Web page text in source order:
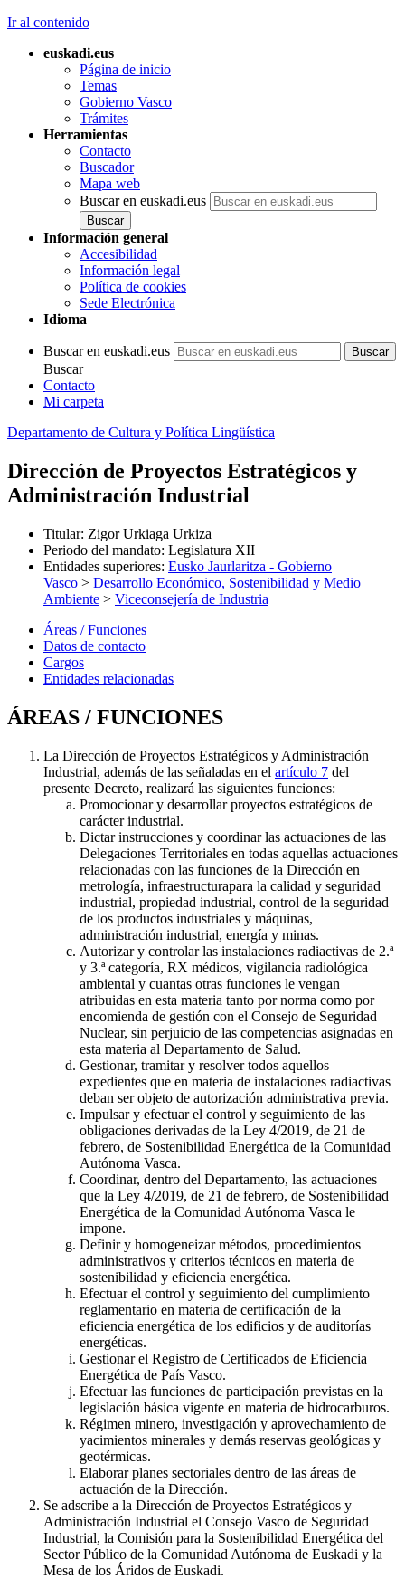
Ir al contenido
euskadi.eus
Página de inicio
Temas
Gobierno Vasco
Trámites
Herramientas
Contacto
Buscador
Mapa web
Buscar en euskadi.eus
Información general
Accesibilidad
Información legal
Política de cookies
Sede Electrónica
Idioma
Buscar en euskadi.eus
Buscar
Contacto
Mi carpeta
Departamento de Cultura y Política Lingüística
Dirección de Proyectos Estratégicos y
Administración Industrial
Titular: Zigor Urkiaga Urkiza
Periodo del mandato: Legislatura XII
Entidades superiores: Eusko Jaurlaritza - Gobierno
Vasco > Desarrollo Económico, Sostenibilidad y Medio
Ambiente > Viceconsejería de Industria
Áreas / Funciones
Datos de contacto
Cargos
Entidades relacionadas
ÁREAS / FUNCIONES
La Dirección de Proyectos Estratégicos y Administración
Industrial, además de las señaladas en el artículo 7 del
presente Decreto, realizará las siguientes funciones:
Promocionar y desarrollar proyectos estratégicos de
carácter industrial.
Dictar instrucciones y coordinar las actuaciones de las
Delegaciones Territoriales en todas aquellas actuaciones
relacionadas con las funciones de la Dirección en
metrología, infraestructurapara la calidad y seguridad
industrial, propiedad industrial, control de la seguridad
de los productos industriales y máquinas,
administración industrial, energía y minas.
Autorizar y controlar las instalaciones radiactivas de 2.ª
y 3.ª categoría, RX médicos, vigilancia radiológica
ambiental y cuantas otras funciones le vengan
atribuidas en esta materia tanto por norma como por
encomienda de gestión con el Consejo de Seguridad
Nuclear, sin perjuicio de las competencias asignadas en
esta materia al Departamento de Salud.
Gestionar, tramitar y resolver todos aquellos
expedientes que en materia de instalaciones radiactivas
deban ser objeto de autorización administrativa previa.
Impulsar y efectuar el control y seguimiento de las
obligaciones derivadas de la Ley 4/2019, de 21 de
febrero, de Sostenibilidad Energética de la Comunidad
Autónoma Vasca.
Coordinar, dentro del Departamento, las actuaciones
que la Ley 4/2019, de 21 de febrero, de Sostenibilidad
Energética de la Comunidad Autónoma Vasca le
impone.
Definir y homogeneizar métodos, procedimientos
administrativos y criterios técnicos en materia de
sostenibilidad y eficiencia energética.
Efectuar el control y seguimiento del cumplimiento
reglamentario en materia de certificación de la
eficiencia energética de los edificios y de auditorías
energéticas.
Gestionar el Registro de Certificados de Eficiencia
Energética de País Vasco.
Efectuar las funciones de participación previstas en la
legislación básica vigente en materia de hidrocarburos.
Régimen minero, investigación y aprovechamiento de
yacimientos minerales y demás reservas geológicas y
geotérmicas.
Elaborar planes sectoriales dentro de las áreas de
actuación de la Dirección.
Se adscribe a la Dirección de Proyectos Estratégicos y
Administración Industrial el Consejo Vasco de Seguridad
Industrial, la Comisión para la Sostenibilidad Energética del
Sector Público de la Comunidad Autónoma de Euskadi y la
Mesa de los Áridos de Euskadi.